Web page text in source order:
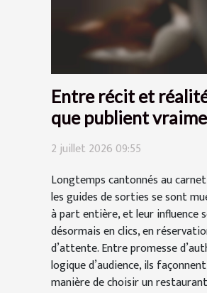
Entre récit et
que publient
guides de sorties
2 juillet 2026 09:55
Longtemps cantonnés au carnet
les guides de sorties se sont
à part entière, et leur influence
désormais en clics, en
d’attente. Entre promesse
logique d’audience, ils
manière de choisir un